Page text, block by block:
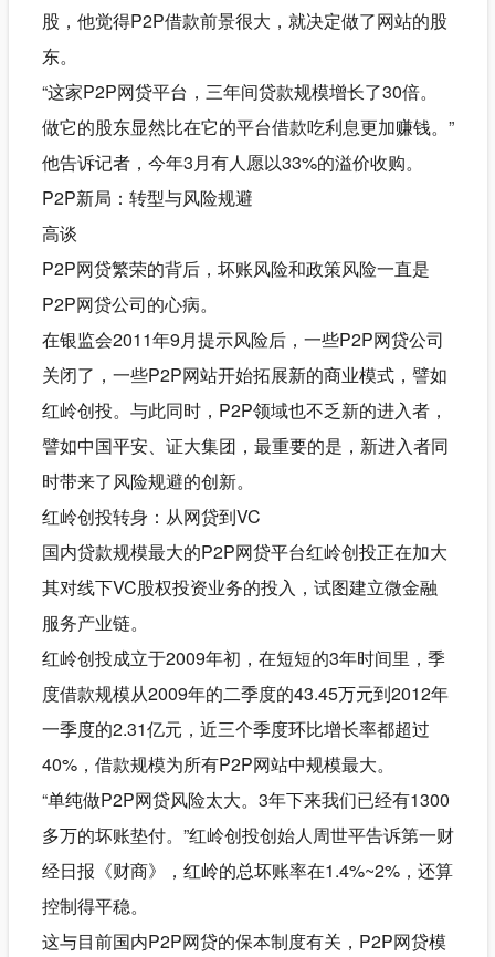
股，他觉得P2P借款前景很大，就决定做了网站的股
东。
“这家P2P网贷平台，三年间贷款规模增长了30倍。
做它的股东显然比在它的平台借款吃利息更加赚钱。”
他告诉记者，今年3月有人愿以33%的溢价收购。
P2P新局：转型与风险规避
高谈
P2P网贷繁荣的背后，坏账风险和政策风险一直是
P2P网贷公司的心病。
在银监会2011年9月提示风险后，一些P2P网贷公司
关闭了，一些P2P网站开始拓展新的商业模式，譬如
红岭创投。与此同时，P2P领域也不乏新的进入者，
譬如中国平安、证大集团，最重要的是，新进入者同
时带来了风险规避的创新。
红岭创投转身：从网贷到VC
国内贷款规模最大的P2P网贷平台红岭创投正在加大
其对线下VC股权投资业务的投入，试图建立微金融
服务产业链。
红岭创投成立于2009年初，在短短的3年时间里，季
度借款规模从2009年的二季度的43.45万元到2012年
一季度的2.31亿元，近三个季度环比增长率都超过
40%，借款规模为所有P2P网站中规模最大。
“单纯做P2P网贷风险太大。3年下来我们已经有1300
多万的坏账垫付。”红岭创投创始人周世平告诉第一财
经日报《财商》，红岭的总坏账率在1.4%~2%，还算
控制得平稳。
这与目前国内P2P网贷的保本制度有关，P2P网贷模